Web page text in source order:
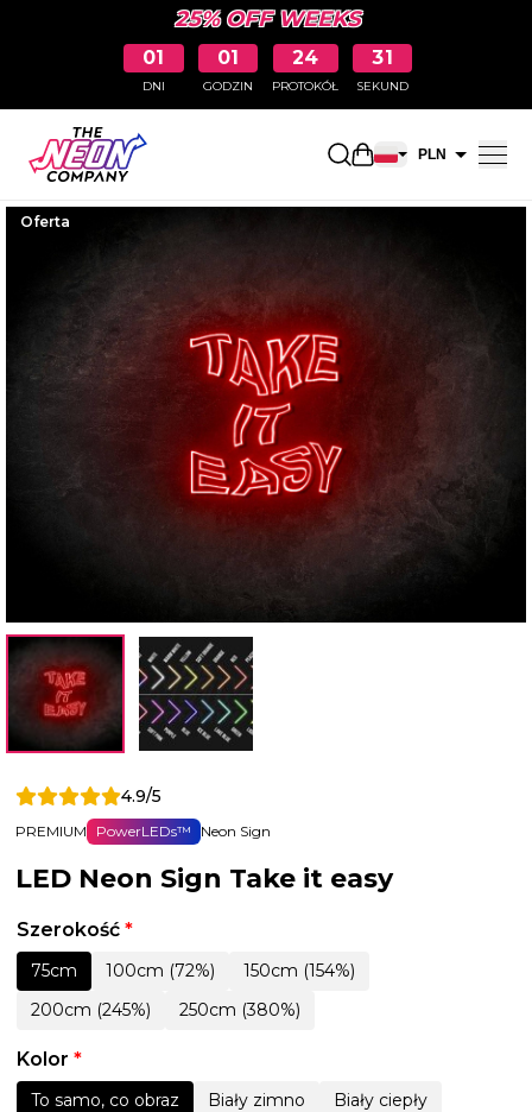
25% OFF WEEKS
01
DNI
01
GODZIN
24
PROTOKÓŁ
30
SEKUND
Otwarty koszyk
PLN
Oferta
4.9/5
PREMIUM PowerLEDs™ Neon Sign
LED Neon Sign Take it easy
Szerokość *
75cm 100cm (72%)
150cm (154%)
200cm (245%)
250cm (380%)
Kolor *
To samo, co obraz Biały zimno
Biały ciepły